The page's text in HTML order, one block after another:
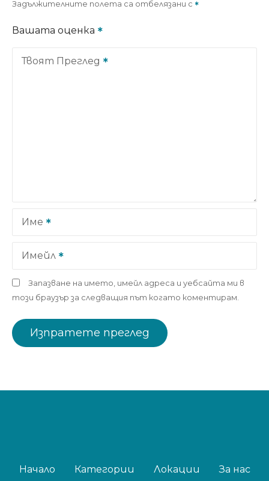
Задължителните полета са отбелязани с
Вашата оценка
Твоят Преглед
Име
Имейл
Запазване на името, имейл адреса и уебсайта ми в
този браузър за следващия път когато коментирам.
Начало Категории Локации За нас